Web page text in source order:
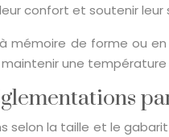
confort et soutenir
mémoire de forme ou
une
selon la taille et le